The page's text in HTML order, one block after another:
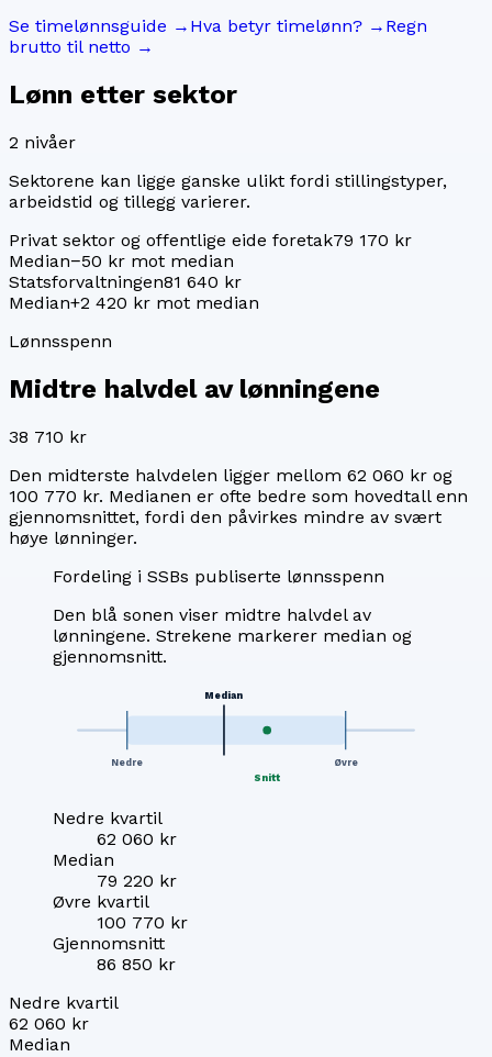
Se timelønnsguide → Hva betyr timelønn? → Regn
brutto til netto →
Lønn etter sektor
2 nivåer
Sektorene kan ligge ganske ulikt fordi stillingstyper,
arbeidstid og tillegg varierer.
Privat sektor og offentlige eide foretak79 170 kr
Median−50 kr mot median
Statsforvaltningen81 640 kr
Median+2 420 kr mot median
Lønnsspenn
Midtre halvdel av lønningene
38 710 kr
Den midterste halvdelen ligger mellom 62 060 kr og
100 770 kr. Medianen er ofte bedre som hovedtall enn
gjennomsnittet, fordi den påvirkes mindre av svært
høye lønninger.
Fordeling i SSBs publiserte lønnsspenn
Den blå sonen viser midtre halvdel av
lønningene. Strekene markerer median og
gjennomsnitt.
Nedre
Median
Øvre
Snitt
Nedre kvartil
62 060 kr
Median
79 220 kr
Øvre kvartil
100 770 kr
Gjennomsnitt
86 850 kr
Nedre kvartil
62 060 kr
Median